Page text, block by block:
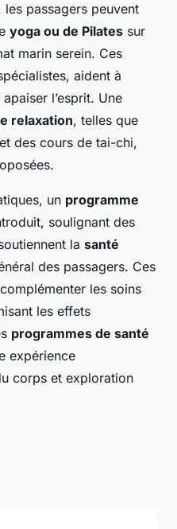
passagers peuvent
yoga ou de Pilates sur
marin serein. Ces
aident à
l’esprit. Une
relaxation, telles que
des cours de tai-chi,
un programme
soulignant des
la santé
des passagers. Ces
les soins
les effets
programmes de santé
expérience
corps et exploration